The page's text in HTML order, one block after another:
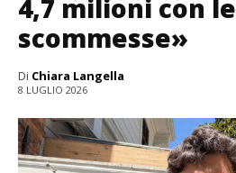
4,7 milioni con le
scommesse»
Di Chiara Langella
8 LUGLIO 2026